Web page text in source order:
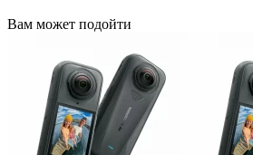
Вам может подойти